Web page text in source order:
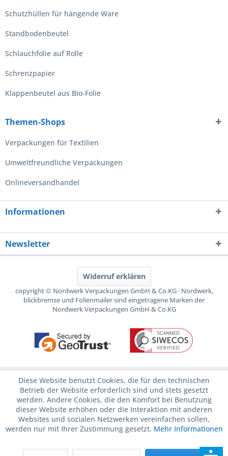
Schutzhüllen für hängende Ware
Standbodenbeutel
Schlauchfolie auf Rolle
Schrenzpapier
Klappenbeutel aus Bio-Folie
Themen-Shops
Verpackungen für Textilien
Umweltfreundliche Verpackungen
Onlineversandhandel
Informationen
Newsletter
Widerruf erklären
copyright © Nordwerk Verpackungen GmbH & Co.KG · Nordwerk,
blickbremse und Folienmailer sind eingetragene Marken der
Nordwerk Verpackungen GmbH & Co.KG
Diese Website benutzt Cookies, die für den technischen
Betrieb der Website erforderlich sind und stets gesetzt
werden. Andere Cookies, die den Komfort bei Benutzung
dieser Website erhöhen oder die Interaktion mit anderen
Websites und sozialen Netzwerken vereinfachen sollen,
werden nur mit Ihrer Zustimmung gesetzt. Mehr Informationen